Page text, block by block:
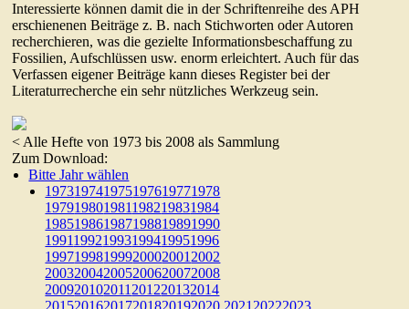
Interessierte können damit die in der Schriftenreihe des APH
erschienenen Beiträge z. B. nach Stichworten oder Autoren
recherchieren, was die gezielte Informationsbeschaffung zu
Fossilien, Aufschlüssen usw. enorm erleichtert. Auch für das
Verfassen eigener Beiträge kann dieses Register bei der
Literaturrecherche ein sehr nützliches Werkzeug sein.
< Alle Hefte von 1973 bis 2008 als Sammlung
Zum Download:
Bitte Jahr wählen
197319741975197619771978
197919801981198219831984
198519861987198819891990
199119921993199419951996
19971998199920002001 2002
200320042005200620072008
200920102011 201220132014
201520162017201820192020 2021 20222023